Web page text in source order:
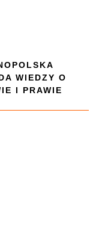
WIEDZY O
I PRAWIE